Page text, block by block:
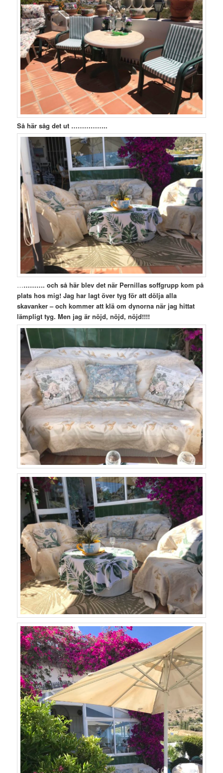
Så här såg det ut ……………..
…………. och så här blev det när Pernillas soffgrupp kom på
plats hos mig! Jag har lagt över tyg för att dölja alla
skavanker – och kommer att klä om dynorna när jag hittat
lämpligt tyg. Men jag är nöjd, nöjd, nöjd!!!!